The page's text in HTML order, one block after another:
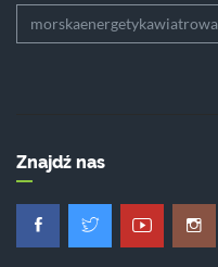
morskaenergetykawiatrowa
Znajdź nas